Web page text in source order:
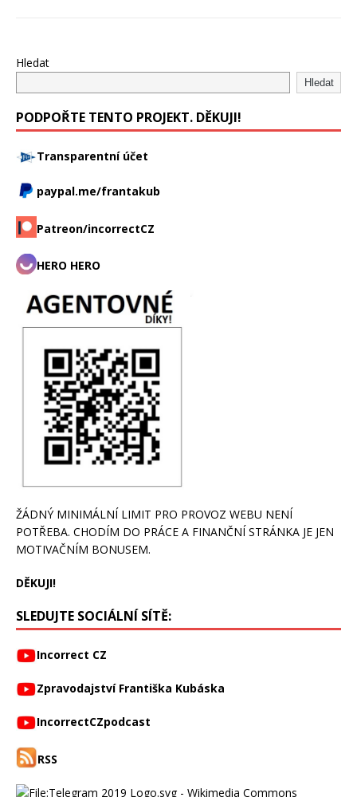
Hledat
Hledat
PODPOŘTE TENTO PROJEKT. DĚKUJI!
Transparentní účet
paypal.me/frantakub
Patreon/incorrectCZ
HERO HERO
ŽÁDNÝ MINIMÁLNÍ LIMIT PRO PROVOZ WEBU NENÍ
POTŘEBA. CHODÍM DO PRÁCE A FINANČNÍ STRÁNKA JE JEN
MOTIVAČNÍM BONUSEM.
DĚKUJI!
SLEDUJTE SOCIÁLNÍ SÍTĚ:
Incorrect CZ
Zpravodajství Františka Kubáska
IncorrectCZpodcast
RSS